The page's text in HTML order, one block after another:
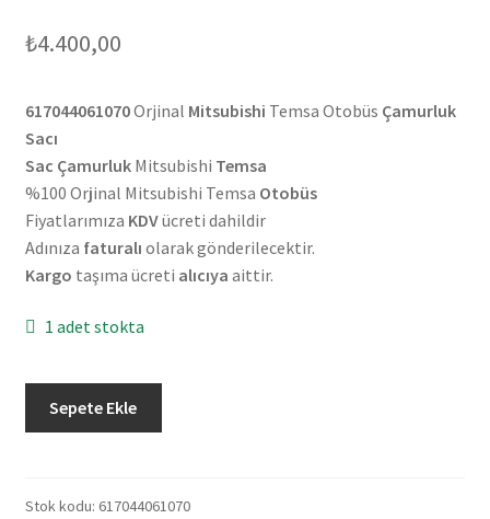
₺4.400,00
617044061070Orjinal Mitsubishi Temsa Otobüs Çamurluk
Sacı
Sac ÇamurlukMitsubishi Temsa
%100 Orjinal Mitsubishi Temsa Otobüs
Fiyatlarımıza KDVücreti dahildir
Adınıza faturalı olarak gönderilecektir.
Kargo taşıma ücreti alıcıya aittir.
1 adet stokta
Mitsubishi
Çamurluk
Sepete Ekle
Stok kodu: 617044061070